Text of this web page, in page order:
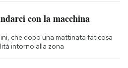
con la macchina
che dopo una mattinata faticosa
intorno alla zona